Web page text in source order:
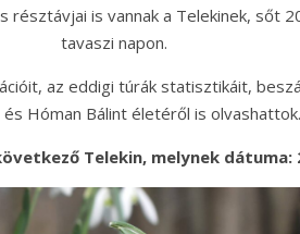
is vannak a Telekinek, sőt
tavaszi napon.
az eddigi túrák statisztikáit,
és Hóman Bálint életéről is olvashattok.
Telekin, melynek dátuma: